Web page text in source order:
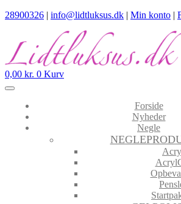
28900326 | info@lidtluksus.dk | Min konto |
0,00 kr. 0 Kurv
Forside
Nyheder
Negle